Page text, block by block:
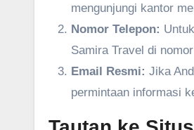
mengunjungi kantor
Nomor Telepon:
Samira Travel di
Email Resmi: Jika
permintaan informasi